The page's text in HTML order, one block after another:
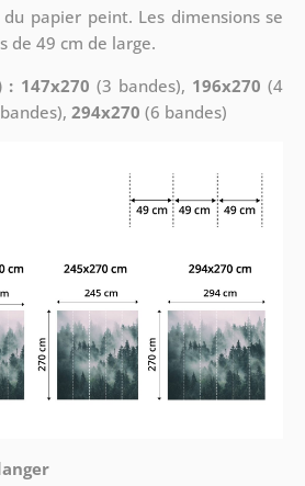
du papier peint. Les dimensions se
de 49 cm de large.
: 147x270 (3 bandes), 196x270 (4
294x270 (6 bandes)